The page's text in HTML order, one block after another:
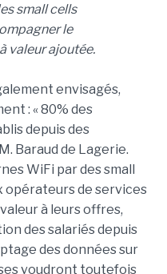
small cells
le
valeur ajoutée.
envisagés,
: « 80% des
depuis des
Baraud de Lagerie.
WiFi par des small
opérateurs de services
à leurs offres,
des salariés depuis
des données sur
voudront toutefois